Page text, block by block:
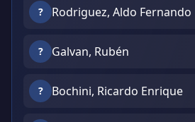
? Rodriguez, Aldo Fernando
? Galvan, Rubén
? Bochini, Ricardo Enrique